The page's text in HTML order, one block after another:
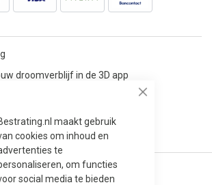
maakt gebruik
cookies om inhoud en
te
om functies
social media te bieden
droomverblijf in de 3D app
in onze showroom